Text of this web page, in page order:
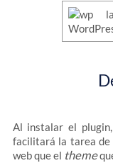
Al instalar el
facilitará la tarea de
web que el theme